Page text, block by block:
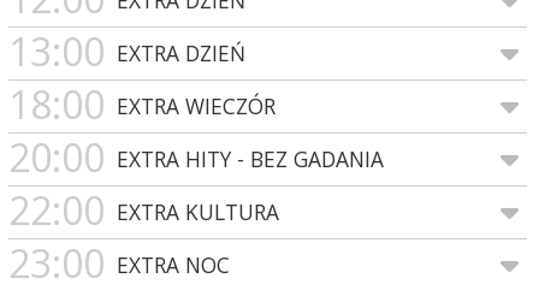
13:00 EXTRA DZIEŃ
18:00 EXTRA WIECZÓR
20:00 EXTRA HITY - BEZ GADANIA
22:00 EXTRA KULTURA
23:00 EXTRA NOC